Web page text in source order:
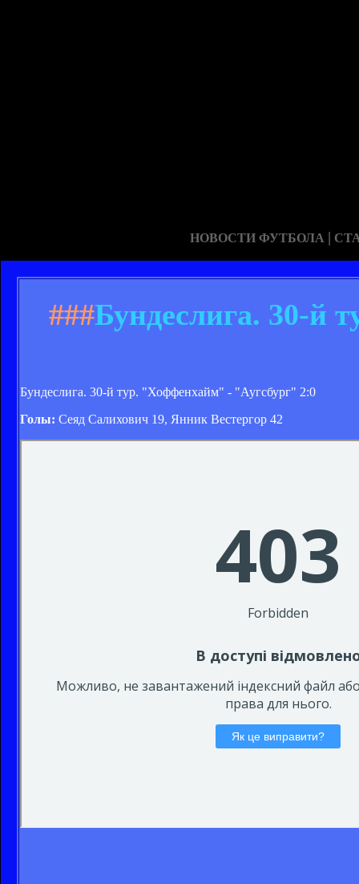
НОВОСТИ ФУТБОЛА |
###Бундеслига. 30-й
Бундеслига. 30-й тур. "Хоффенхайм" - "Аугсбург" 2:0
Голы: Сеяд Салихович 19, Янник Вестергор 42